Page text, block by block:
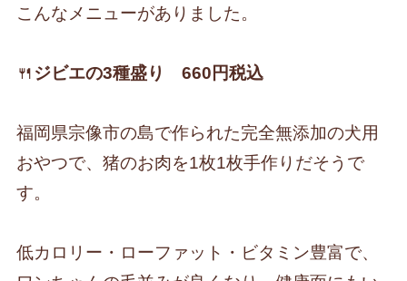
こんなメニューがありました。
🍴 ジビエの3種盛り 660円税込
福岡県宗像市の島で作られた完全無添加の犬用
おやつで、猪のお肉を1枚1枚手作りだそうで
す。
低カロリー・ローファット・ビタミン豊富で、